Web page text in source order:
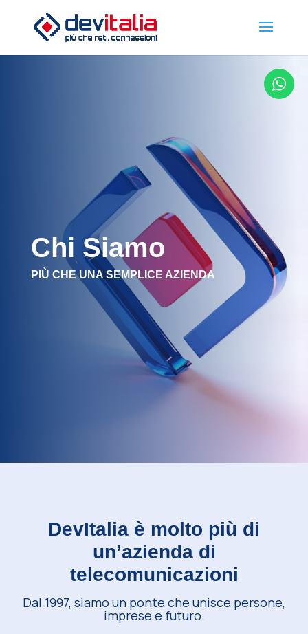
Chi Siamo
PIÙ CHE UNA SEMPLICE AZIENDA
DevItalia è molto più di
un’azienda di
telecomunicazioni
Dal 1997, siamo un ponte che unisce persone,
imprese e futuro.